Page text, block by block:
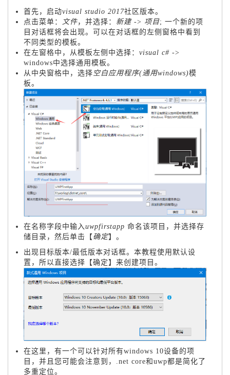
首先，启动visual studio 2017社区版本。
点击菜单： 文件，并选择： 新建-> 项目; 一个新的项
目对话框将会出现。可以在对话框的左侧窗格中看到
不同类型的模板。
在左窗格中，从模板左侧中选择： visual c# ->
windows中选择通用模板。
从中央窗格中，选择空白应用程序(通用windows)模
板。
在名称字段中输入uwpfirstapp 命名该项目，并选择存
储目录，然后单击【 确定】。
出现目标版本/最低版本对话框。本教程使用默认设
置，所以直接选择【确定】来创建项目。
在这里，有一个可以针对所有windows 10设备的项
目，并且您可能会注意到，.net core和uwp都是简化了
多重定位。